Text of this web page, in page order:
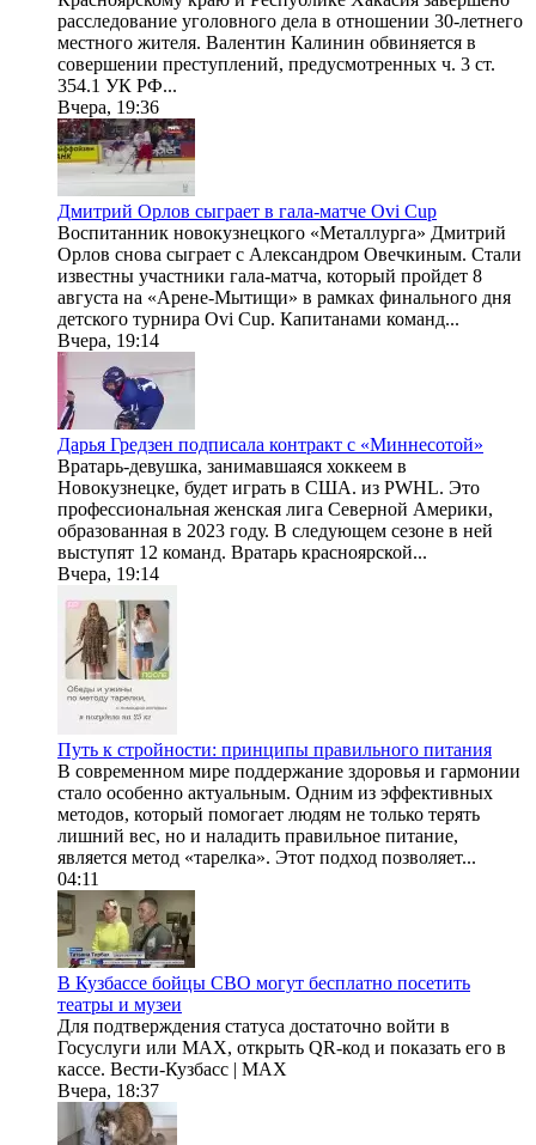
расследование уголовного дела в отношении 30-летнего
местного жителя. Валентин Калинин обвиняется в
совершении преступлений, предусмотренных ч. 3 ст.
354.1 УК РФ...
Вчера, 19:36
Дмитрий Орлов сыграет в гала-матче Ovi Cup
Воспитанник новокузнецкого «Металлурга» Дмитрий
Орлов снова сыграет с Александром Овечкиным. Стали
известны участники гала-матча, который пройдет 8
августа на «Арене-Мытищи» в рамках финального дня
детского турнира Ovi Cup. Капитанами команд...
Вчера, 19:14
Дарья Гредзен подписала контракт с «Миннесотой»
Вратарь-девушка, занимавшаяся хоккеем в
Новокузнецке, будет играть в США. из PWHL. Это
профессиональная женская лига Северной Америки,
образованная в 2023 году. В следующем сезоне в ней
выступят 12 команд. Вратарь красноярской...
Вчера, 19:14
Путь к стройности: принципы правильного питания
В современном мире поддержание здоровья и гармонии
стало особенно актуальным. Одним из эффективных
методов, который помогает людям не только терять
лишний вес, но и наладить правильное питание,
является метод «тарелка». Этот подход позволяет...
04:11
В Кузбассе бойцы СВО могут бесплатно посетить
театры и музеи
Для подтверждения статуса достаточно войти в
Госуслуги или МАХ, открыть QR-код и показать его в
кассе. Вести-Кузбасс | MAX
Вчера, 18:37